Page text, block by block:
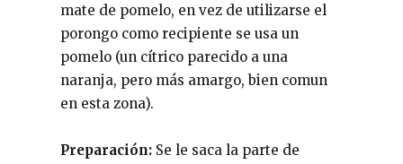
mate de pomelo, en vez de utilizarse el
porongo como recipiente se usa un
pomelo (un cítrico parecido a una
naranja, pero más amargo, bien comun
en esta zona).
Preparación: Se le saca la parte de